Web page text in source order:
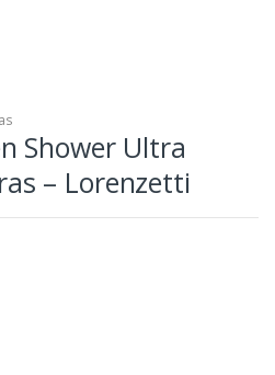
Shower Ultra
– Lorenzetti